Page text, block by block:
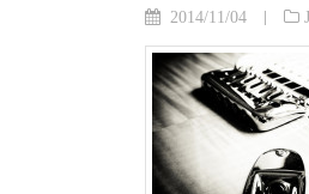
2014/11/04 |